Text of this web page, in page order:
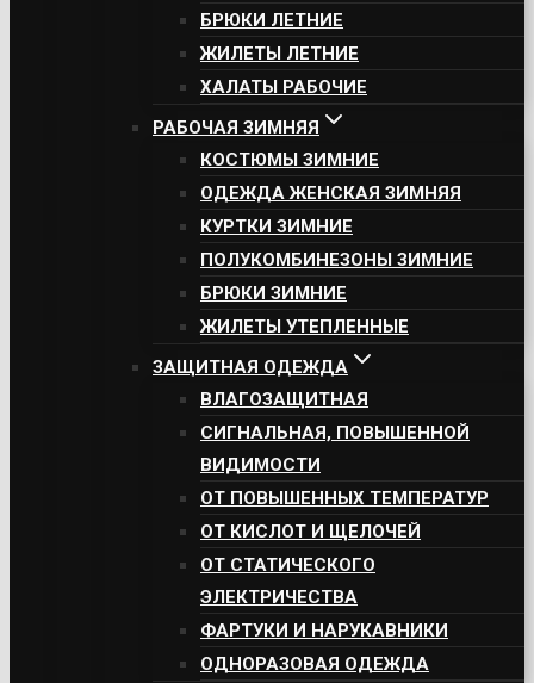
БРЮКИ ЛЕТНИЕ
ЖИЛЕТЫ ЛЕТНИЕ
ХАЛАТЫ РАБОЧИЕ
РАБОЧАЯ ЗИМНЯЯ
КОСТЮМЫ ЗИМНИЕ
ОДЕЖДА ЖЕНСКАЯ ЗИМНЯЯ
КУРТКИ ЗИМНИЕ
ПОЛУКОМБИНЕЗОНЫ ЗИМНИЕ
БРЮКИ ЗИМНИЕ
ЖИЛЕТЫ УТЕПЛЕННЫЕ
ЗАЩИТНАЯ ОДЕЖДА
ВЛАГОЗАЩИТНАЯ
СИГНАЛЬНАЯ, ПОВЫШЕННОЙ
ВИДИМОСТИ
ОТ ПОВЫШЕННЫХ ТЕМПЕРАТУР
ОТ КИСЛОТ И ЩЕЛОЧЕЙ
ОТ СТАТИЧЕСКОГО
ЭЛЕКТРИЧЕСТВА
ФАРТУКИ И НАРУКАВНИКИ
ОДНОРАЗОВАЯ ОДЕЖДА